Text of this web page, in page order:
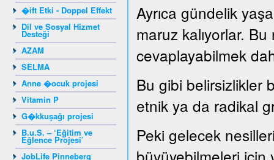
�ift Etki - Doppel Effekt
Dil ve Sosyal Hizmet
Desteği
AZAM
SELMA
Anne �ocuk projesi
Vitamin P
G�kkuşağı projesi
B.u.S. – ‘Eğitim ve
Eğlence Projesi’
JobLife Pinneberg
Ayrıca gündelik
maruz kalıyorlar.
cevaplayabilmek
Bu gibi belirsizlikler
etnik ya da radikal
Peki gelecek